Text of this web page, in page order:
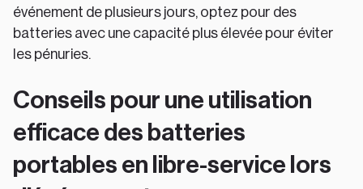
événement de plusieurs jours, optez pour des
batteries avec une capacité plus élevée pour éviter
les pénuries.
Conseils pour une utilisation
efficace des batteries
portables en libre-service lors